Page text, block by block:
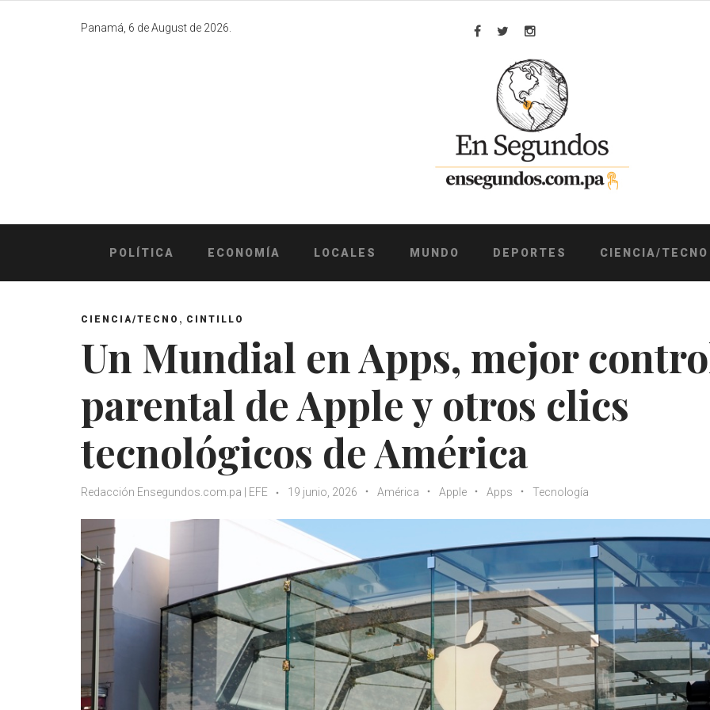
Panamá, 6 de August de 2026.
Facebook
TwitterInstagram
POLÍTICA ECONOMÍA LOCALES MUNDO DEPORTES CIENCIA/TECNO
CIENCIA/TECNO , CINTILLO
Un Mundial en Apps, mejor
parental de Apple y otros clics
tecnológicos de América
Redacción Ensegundos.com.pa | EFE 19 junio, 2026 América Apple Apps Tecnología